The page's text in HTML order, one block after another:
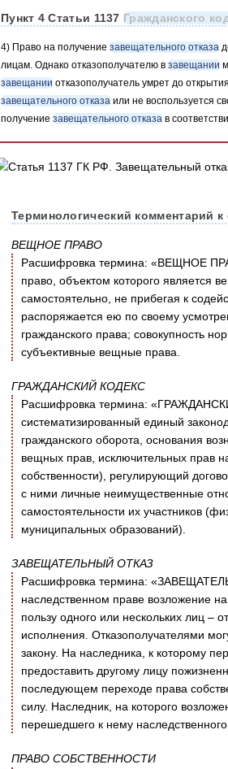
Пункт 4 Статьи 1137Гражданского
4) Право на получение завещательного отказа
лицам. Однако отказополучателю в завещании
завещании отказополучатель умрет до открытия
завещательного отказа или не воспользуется
получение завещательного отказа в
Терминологический комментарий к
ВЕЩНОЕ ПРАВО
Расшифровка термина: «ВЕЩНОЕ
право, объектом которого
самостоятельно, не прибегая к
распоряжается ею по своему
гражданского права; совокупность
субъективные вещные права.
ГРАЖДАНСКИЙ КОДЕКС
Расшифровка термина:
систематизированный единый
гражданского оборота, основания
вещных прав, исключительных прав
собственности), регулирующий
с ними личные неимущественные
самостоятельности их участников
муниципальных образований).
ЗАВЕЩАТЕЛЬНЫЙ ОТКАЗ
Расшифровка термина:
наследственном праве возложение
пользу одного или нескольких лиц –
исполнения. Отказополучателями
закону. На наследника, к которому
предоставить другому лицу
последующем переходе права
силу. Наследник, на которого
перешедшего к нему
ПРАВО СОБСТВЕННОСТИ